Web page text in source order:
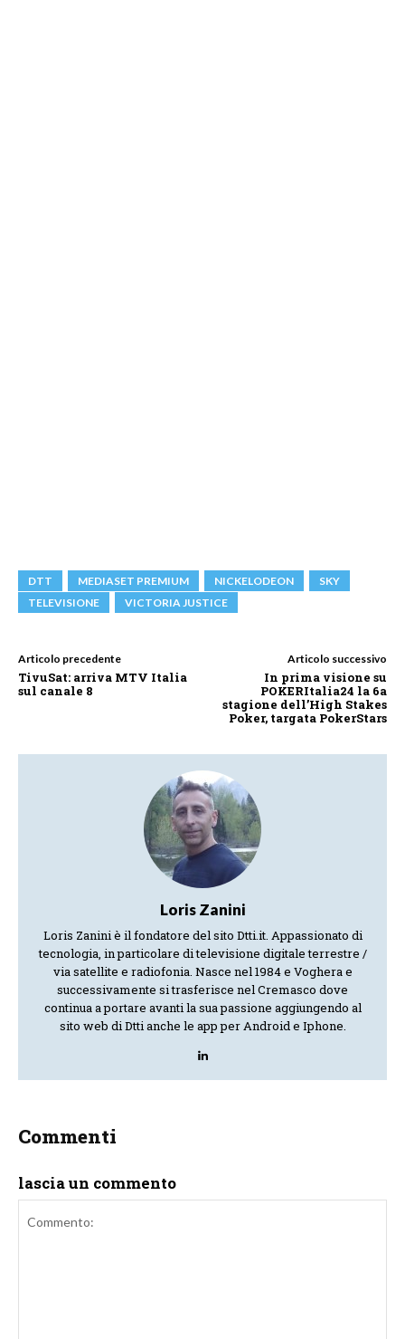
DTT MEDIASET PREMIUM NICKELODEON
SKY
TELEVISIONE
VICTORIA JUSTICE
Articolo precedente
TivuSat: arriva MTV Italia
sul canale 8
Articolo successivo
In prima visione su
POKERItalia24 la 6a
stagione dell’High Stakes
Poker, targata PokerStars
Loris Zanini
Loris Zanini è il fondatore del sito Dtti.it. Appassionato di
tecnologia, in particolare di televisione digitale terrestre /
via satellite e radiofonia. Nasce nel 1984 e Voghera e
successivamente si trasferisce nel Cremasco dove
continua a portare avanti la sua passione aggiungendo al
sito web di Dtti anche le app per Android e Iphone.
Commenti
lascia un commento